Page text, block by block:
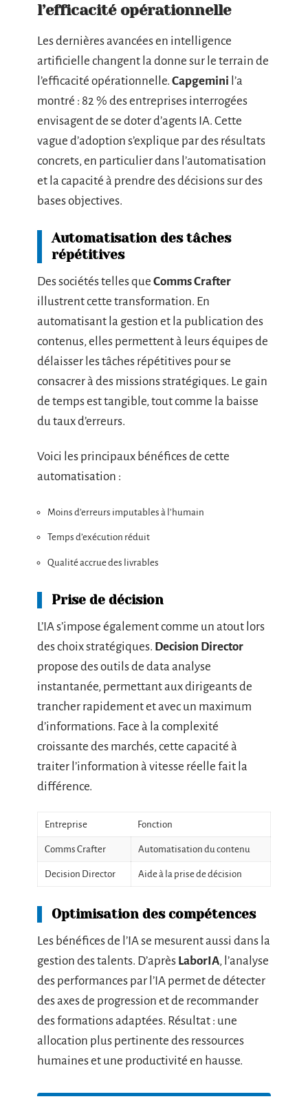
l’efficacité opérationnelle
Les dernières avancées en intelligence
artificielle changent la donne sur le terrain de
l’efficacité opérationnelle. Capgemini l’a
montré : 82 % des entreprises interrogées
envisagent de se doter d’agents IA. Cette
vague d’adoption s’explique par des résultats
concrets, en particulier dans l’automatisation
et la capacité à prendre des décisions sur des
bases objectives.
Automatisation des tâches
répétitives
Des sociétés telles que Comms Crafter
illustrent cette transformation. En
automatisant la gestion et la publication des
contenus, elles permettent à leurs équipes de
délaisser les tâches répétitives pour se
consacrer à des missions stratégiques. Le gain
de temps est tangible, tout comme la baisse
du taux d’erreurs.
Voici les principaux bénéfices de cette
automatisation :
Moins d’erreurs imputables à l’humain
Temps d’exécution réduit
Qualité accrue des livrables
Prise de décision
L’IA s’impose également comme un atout lors
des choix stratégiques. Decision Director
propose des outils de data analyse
instantanée, permettant aux dirigeants de
trancher rapidement et avec un maximum
d’informations. Face à la complexité
croissante des marchés, cette capacité à
traiter l’information à vitesse réelle fait la
différence.
Entreprise Fonction
Comms Crafter Automatisation du contenu
Decision Director Aide à la prise de décision
Optimisation des compétences
Les bénéfices de l’IA se mesurent aussi dans la
gestion des talents. D’après LaborIA, l’analyse
des performances par l’IA permet de détecter
des axes de progression et de recommander
des formations adaptées. Résultat : une
allocation plus pertinente des ressources
humaines et une productivité en hausse.